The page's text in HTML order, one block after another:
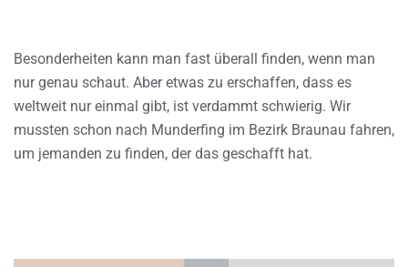
Besonderheiten kann man fast überall finden, wenn man
nur genau schaut. Aber etwas zu erschaffen, dass es
weltweit nur einmal gibt, ist verdammt schwierig. Wir
mussten schon nach Munderfing im Bezirk Braunau fahren,
um jemanden zu finden, der das geschafft hat.